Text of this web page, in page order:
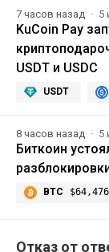
7 часов назад 5
KuCoin Pay
USDT и USDC
USDT
8 часов назад 5
Биткоин
BTC
Отказ от